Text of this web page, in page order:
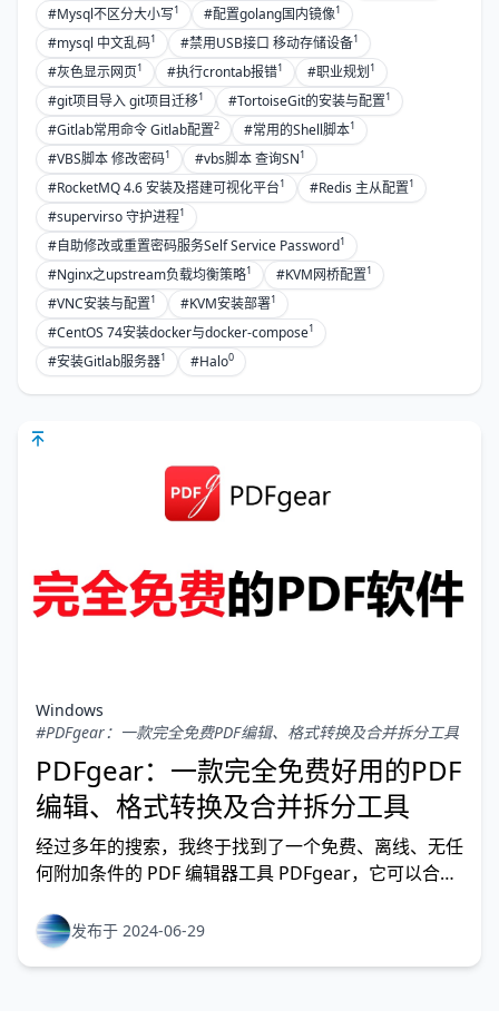
#Mysql不区分大小写1 #配置golang国内镜像1
#mysql 中文乱码1 #禁用USB接口 移动存储设备1
#灰色显示网页1 #执行crontab报错1 #职业规划1
#git项目导入 git项目迁移1 #TortoiseGit的安装与配置1
#Gitlab常用命令 Gitlab配置2 #常用的Shell脚本1
#VBS脚本 修改密码1 #vbs脚本 查询SN1
#RocketMQ 4.6 安装及搭建可视化平台1 #Redis 主从配置1
#supervirso 守护进程1
#自助修改或重置密码服务Self Service Password1
#Nginx之upstream负载均衡策略1 #KVM网桥配置1
#VNC安装与配置1 #KVM安装部署1
#CentOS 74安装docker与docker-compose1
#安装Gitlab服务器1 #Halo0
Windows
#PDFgear：一款完全免费PDF编辑、格式转换及合并拆分工具
PDFgear：一款完全免费好用的PDF
编辑、格式转换及合并拆分工具
经过多年的搜索，我终于找到了一个免费、离线、无任
何附加条件的 PDF 编辑器工具 PDFgear，它可以合
制的墨迹签署 PDF 文档。
发布于 2024-06-29